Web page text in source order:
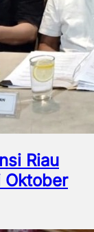
Riau
Oktober